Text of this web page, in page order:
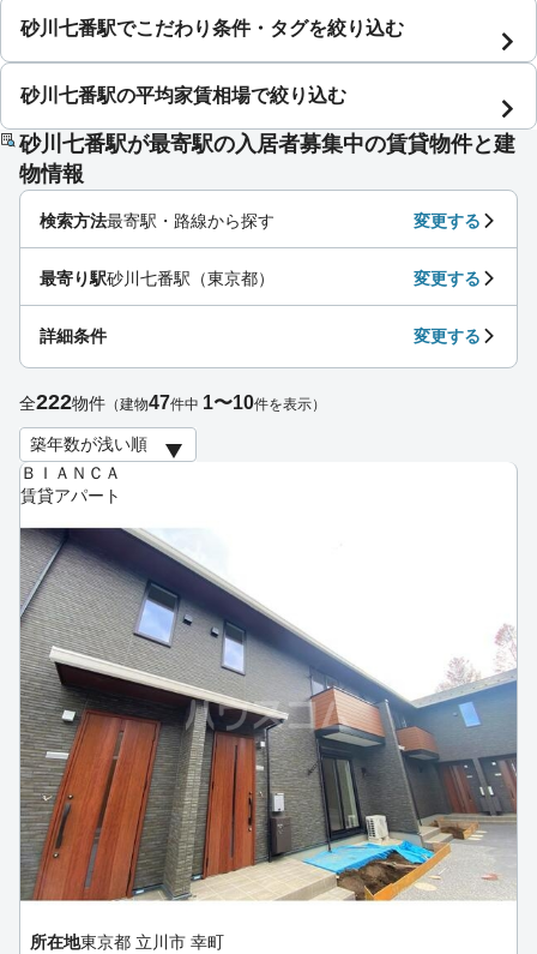
砂川七番駅でこだわり条件・タグを絞り込む
砂川七番駅の平均家賃相場で絞り込む
砂川七番駅が最寄駅の入居者募集中の賃貸物件と建
物情報
ＢＩＡＮＣＡ
賃貸アパート
所在地東京都 立川市 幸町
検索方法最寄駅・路線から探す 変更する
最寄り駅砂川七番駅（東京都） 変更する
詳細条件 変更する
全222物件 （建物47件中 1〜10件を表示）